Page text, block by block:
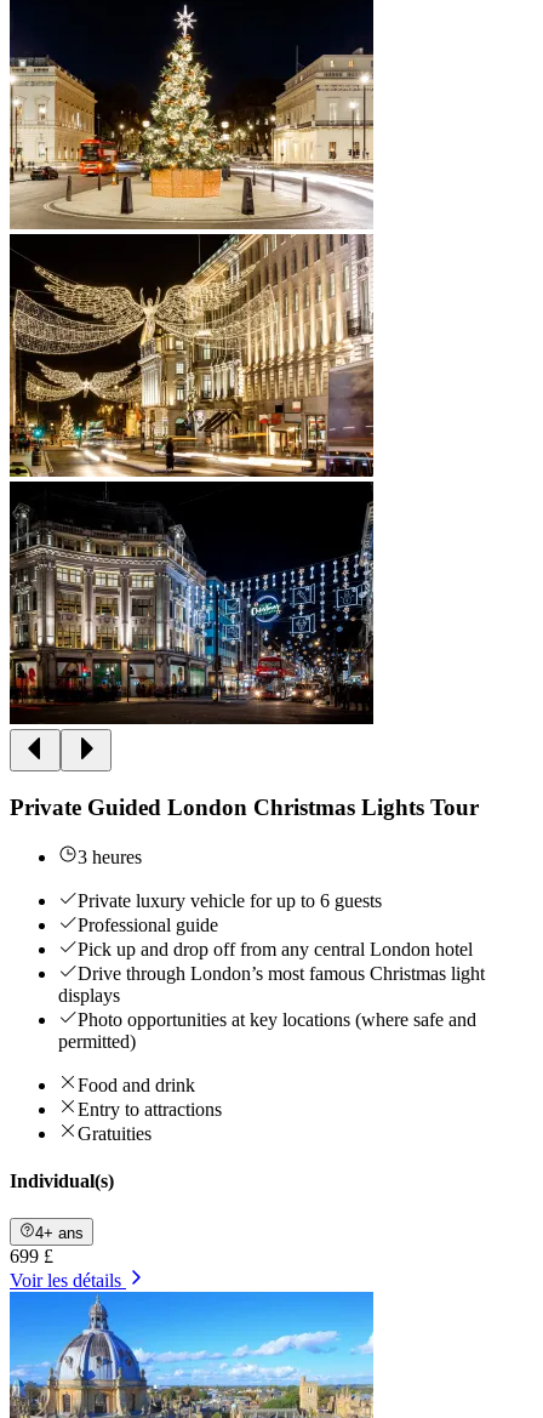
Private Guided London Christmas Lights Tour
3 heures
Private luxury vehicle for up to 6 guests
Professional guide
Pick up and drop off from any central London hotel
Drive through London’s most famous Christmas light
displays
Photo opportunities at key locations (where safe and
permitted)
Food and drink
Entry to attractions
Gratuities
Individual(s)
4+ ans
699 £
Voir les détails